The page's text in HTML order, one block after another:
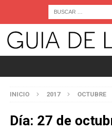
INICIO 2017 OCTUBRE
Día: 27 de